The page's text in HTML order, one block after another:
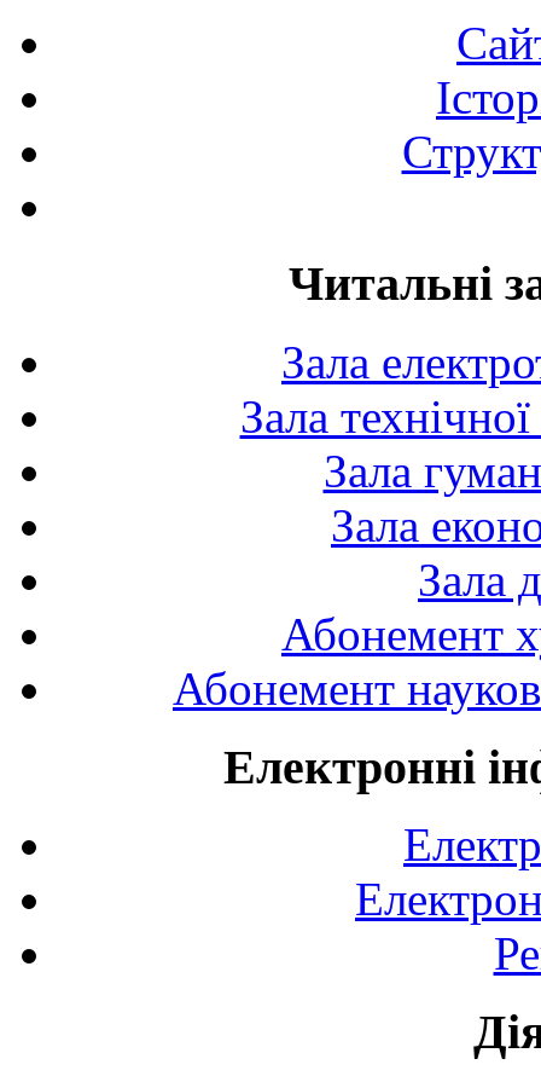
Читальні
Зала
Зала
Зала
Зала
Зала
Абонемент
Абонемент
Електронні